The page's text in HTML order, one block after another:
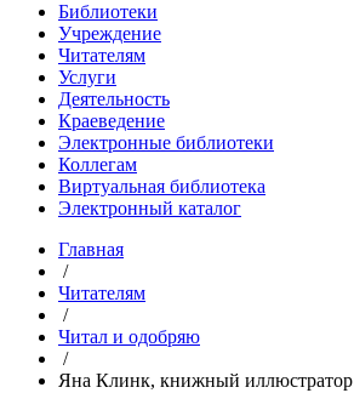
Библиотеки
Учреждение
Читателям
Услуги
Деятельность
Краеведение
Электронные библиотеки
Коллегам
Виртуальная библиотека
Электронный каталог
Главная
/
Читателям
/
Читал и одобряю
/
Яна Клинк, книжный иллюстратор